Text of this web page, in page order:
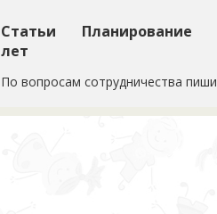
Статьи
Планирование
лет
По вопросам сотрудничества